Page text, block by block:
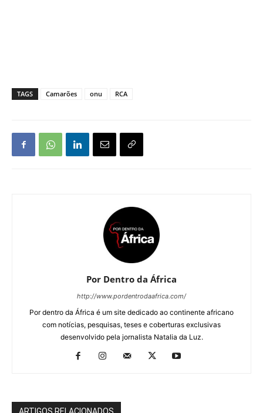
TAGS Camarões onu RCA
Por Dentro da África
http://www.pordentrodaafrica.com/
Por dentro da África é um site dedicado ao continente africano
com notícias, pesquisas, teses e coberturas exclusivas
desenvolvido pela jornalista Natalia da Luz.